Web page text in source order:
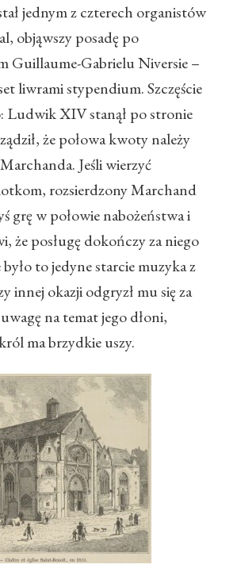
jednym z czterech organistów
objąwszy posadę po
Guillaume-Gabrielu Niversie –
liwrami stypendium. Szczęście
Ludwik XIV stanął po stronie
że połowa kwoty należy
Jeśli wierzyć
rozsierdzony Marchand
grę w połowie nabożeństwa i
że posługę dokończy za niego
było to jedyne starcie muzyka z
innej okazji odgryzł mu się za
na temat jego dłoni,
ma brzydkie uszy.